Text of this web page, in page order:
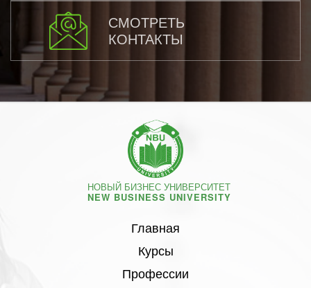
СМОТРЕТЬ
КОНТАКТЫ
НОВЫЙ БИЗНЕС УНИВЕРСИТЕТ
NEW BUSINESS UNIVERSITY
Главная
Курсы
Профессии